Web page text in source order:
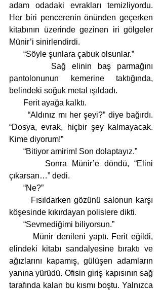
adam odadaki evrakları temizliyordu.
Her biri pencerenin önünden geçerken
kitabının üzerinde gezinen iri gölgeler
Münir’i sinirlendirdi.
       “Söyle şunlara çabuk olsunlar.”
pantolonunun kemerine taktığında,
belindeki soğuk metal ışıldadı.
       Ferit ayağa kalktı.
       “Aldınız mı her şeyi?” diye bağırdı.
“Dosya, evrak, hiçbir şey kalmayacak.
Kime diyorum!”
       “Bitiyor amirim! Son dolaptayız.”
çıkarsan…” dedi.
       “Ne?”
köşesinde kıkırdayan polislere dikti.
       “Sevmediğimi biliyorsun.”
elindeki kitabı sandalyesine bıraktı ve
ağızlarını kapamış, gülüşen adamların
yanına yürüdü. Ofisin giriş kapısının sağ
tarafında kalan bu kısmı boştu. Yalnızca